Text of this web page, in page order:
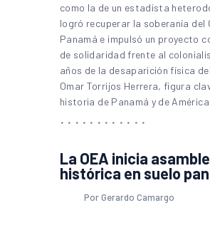
como la de un estadista
logró recuperar la soberanía del
Panamá e impulsó un proyecto
de solidaridad frente al
años de la desaparición física
Omar Torrijos Herrera, figura
historia de Panamá y de
La OEA inicia
histórica en suelo
Por Gerardo Camargo